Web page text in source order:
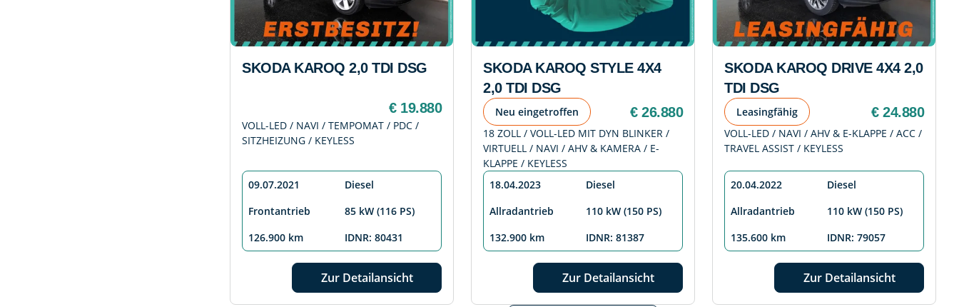
SKODA KAROQ 2,0 TDI DSG
€ 19.880
VOLL-LED / NAVI / TEMPOMAT / PDC /
SITZHEIZUNG / KEYLESS
09.07.2021
Diesel
Frontantrieb
85 kW (116 PS)
126.900 km
IDNR: 80431
Zur Detailansicht
SKODA KAROQ STYLE 4X4
2,0 TDI DSG
Neu eingetroffen € 26.880
18 ZOLL / VOLL-LED MIT DYN BLINKER /
VIRTUELL / NAVI / AHV & KAMERA / E-
KLAPPE / KEYLESS
18.04.2023
Diesel
Allradantrieb
110 kW (150 PS)
132.900 km
IDNR: 81387
Zur Detailansicht
SKODA KAROQ DRIVE 4X4 2,0
TDI DSG
Leasingfähig € 24.880
VOLL-LED / NAVI / AHV & E-KLAPPE / ACC /
TRAVEL ASSIST / KEYLESS
20.04.2022
Diesel
Allradantrieb
110 kW (150 PS)
135.600 km
IDNR: 79057
Zur Detailansicht